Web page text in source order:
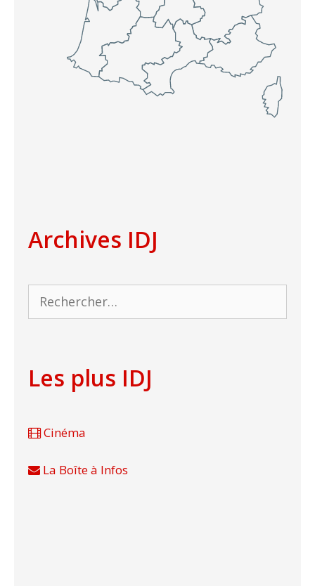
Archives IDJ
Rechercher :
Les plus IDJ
Cinéma
La Boîte à Infos